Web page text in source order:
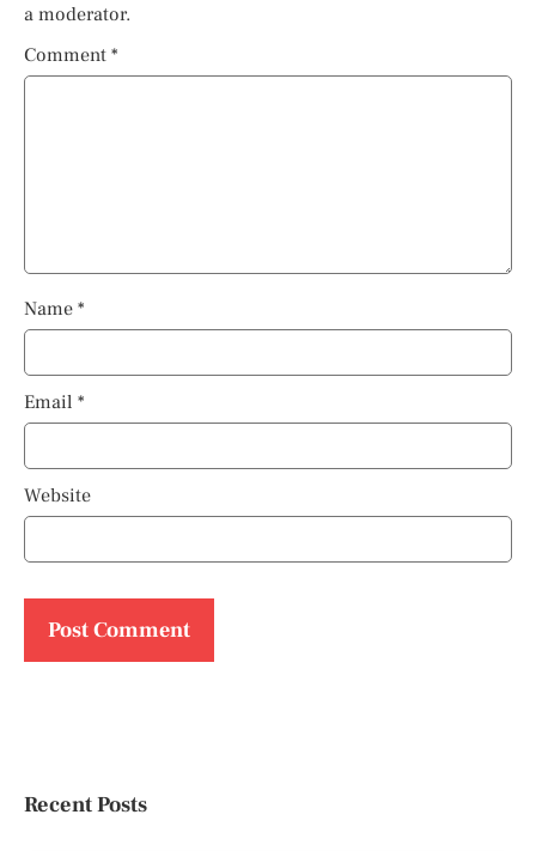
a moderator.
Comment *
Name *
Email *
Website
Recent Posts